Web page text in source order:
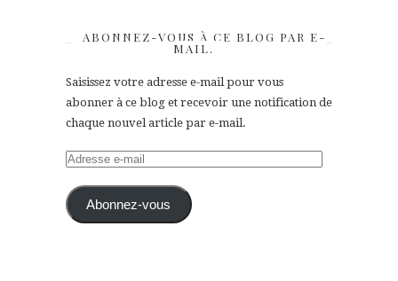
ABONNEZ-VOUS À CE BLOG PAR E-
MAIL.
Saisissez votre adresse e-mail pour vous
abonner à ce blog et recevoir une notification de
chaque nouvel article par e-mail.
Adresse
mail Abonnez-vous